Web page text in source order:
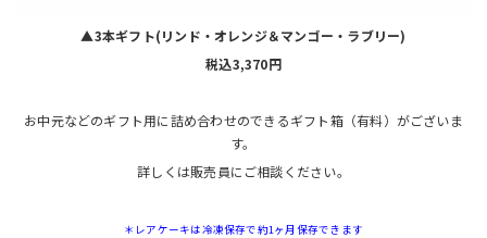
▲3本ギフト(リンド・オレンジ＆マンゴー・ラブリー)
税込3,370円
お中元などのギフト用に詰め合わせのできるギフト箱（有料）がございま
す。
詳しくは販売員にご相談ください。
＊レアケーキは冷凍保存で約1ヶ月保存できます